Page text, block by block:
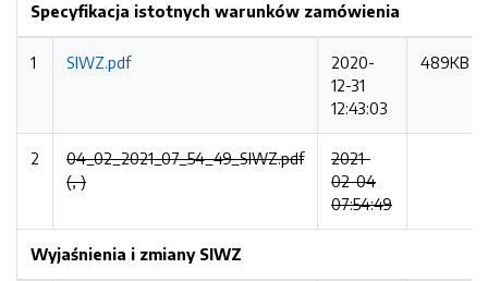
Specyfikacja istotnych warunków zamówienia
1 SIWZ.pdf
2020-
12-31
12:43:03
489KB
2
04_02_2021_07_54_49_SIWZ.pdf
(, )
2021-
02-04
07:54:49
Wyjaśnienia i zmiany SIWZ